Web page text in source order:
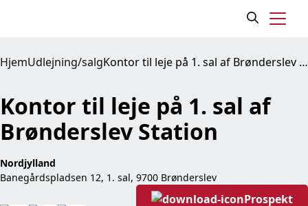
HjemUdlejning/salg Kontor til leje på 1. sal af Brønderslev Station
Kontor til leje på 1. sal af
Brønderslev Station
Nordjylland
Banegårdspladsen 12, 1. sal, 9700 Brønderslev
Prospekt